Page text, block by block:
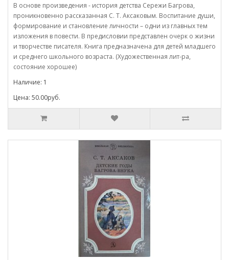
В основе произведения - история детства Сережи Багрова,
проникновенно рассказанная С. Т. Аксаковым. Воспитание души,
формирование и становление личности – одни из главных тем
изложения в повести. В предисловии представлен очерк о жизни
и творчестве писателя. Книга предназначена для детей младшего
и среднего школьного возраста. (Художественная лит-ра,
состояние хорошее)
Наличие: 1
Цена: 50.00руб.